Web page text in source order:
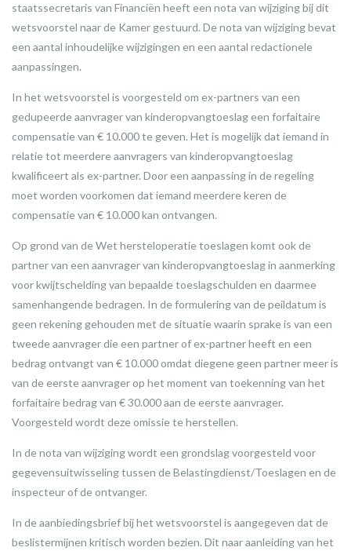
staatssecretaris van Financiën heeft een nota van wijziging bij dit
wetsvoorstel naar de Kamer gestuurd. De nota van wijziging bevat
een aantal inhoudelijke wijzigingen en een aantal redactionele
aanpassingen.
In het wetsvoorstel is voorgesteld om ex-partners van een
gedupeerde aanvrager van kinderopvangtoeslag een forfaitaire
compensatie van € 10.000 te geven. Het is mogelijk dat iemand in
relatie tot meerdere aanvragers van kinderopvangtoeslag
kwalificeert als ex-partner. Door een aanpassing in de regeling
moet worden voorkomen dat iemand meerdere keren de
compensatie van € 10.000 kan ontvangen.
Op grond van de Wet hersteloperatie toeslagen komt ook de
partner van een aanvrager van kinderopvangtoeslag in aanmerking
voor kwijtschelding van bepaalde toeslagschulden en daarmee
samenhangende bedragen. In de formulering van de peildatum is
geen rekening gehouden met de situatie waarin sprake is van een
tweede aanvrager die een partner of ex-partner heeft en een
bedrag ontvangt van € 10.000 omdat diegene geen partner meer is
van de eerste aanvrager op het moment van toekenning van het
forfaitaire bedrag van € 30.000 aan de eerste aanvrager.
Voorgesteld wordt deze omissie te herstellen.
In de nota van wijziging wordt een grondslag voorgesteld voor
gegevensuitwisseling tussen de Belastingdienst/Toeslagen en de
inspecteur of de ontvanger.
In de aanbiedingsbrief bij het wetsvoorstel is aangegeven dat de
beslistermijnen kritisch worden bezien. Dit naar aanleiding van het